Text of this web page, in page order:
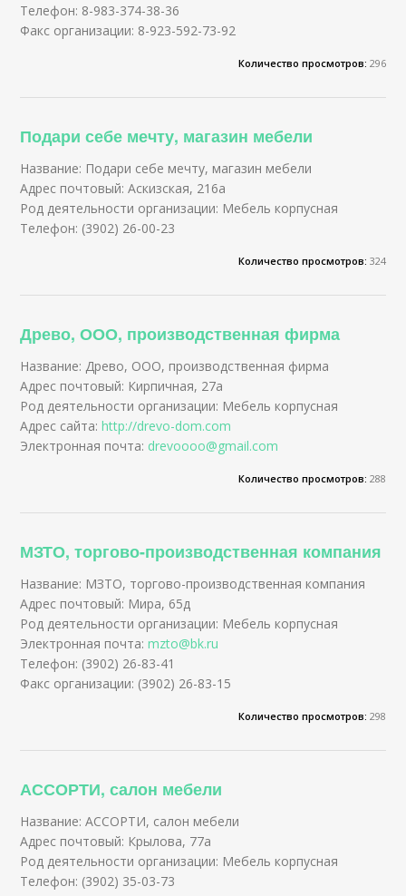
Телефон: 8-983-374-38-36
Факс организации: 8-923-592-73-92
Количество просмотров: 296
Подари себе мечту, магазин мебели
Название: Подари себе мечту, магазин мебели
Адрес почтовый: Аскизская, 216а
Род деятельности организации: Мебель корпусная
Телефон: (3902) 26-00-23
Количество просмотров: 324
Древо, ООО, производственная фирма
Название: Древо, ООО, производственная фирма
Адрес почтовый: Кирпичная, 27а
Род деятельности организации: Мебель корпусная
Адрес сайта:http://drevo-dom.com
Электронная почта: drevoooo@gmail.com
Количество просмотров: 288
МЗТО, торгово-производственная компания
Название: МЗТО, торгово-производственная компания
Адрес почтовый: Мира, 65д
Род деятельности организации: Мебель корпусная
Электронная почта:mzto@bk.ru
Телефон: (3902) 26-83-41
Факс организации: (3902) 26-83-15
Количество просмотров: 298
АССОРТИ, салон мебели
Название: АССОРТИ, салон мебели
Адрес почтовый: Крылова, 77а
Род деятельности организации: Мебель корпусная
Телефон: (3902) 35-03-73